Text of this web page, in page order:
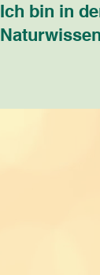
Ich bin in